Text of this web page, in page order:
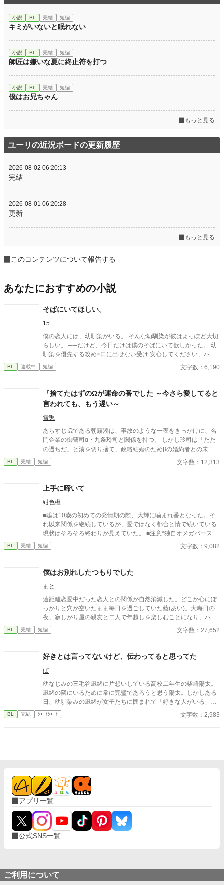
小説 BL 完結 短編
キミがいないと眠れない
小説 BL 完結 短編
師匠は嫌いな夏に終止符を打つ
小説 BL 完結 短編
僕はお兄ちゃん
もっと見る
ユーリの近況ボードの更新履歴
2026-08-02 06:20:13
完結
2026-08-01 06:20:28
更新
もっと見る
このコンテンツについて報告する
あなたにおすすめの小説
そばにいてほしい。
15
僕の恋人には、幼馴染がいる。 そんな幼馴染が彼はよっぽど大切
らしい。 ──だけど、今日だけは僕のそばにいて欲しかった。 幼
馴染を優先する攻め×口に出せない受け 安心してください、ハピ
エンです。
BL 連載中 短編 文字数：6,190
『捨てたはずのΩが運命の番でした ～今さら愛してると
言われても、もう遅い～
雪兎
あらすじ Ωである朝霧湊は、事故のような一夜をきっかけに、名
門企業の御曹司α・九条玲司と関係を持つ。 しかし玲司は「ただ
の過ちだ」と湊を切り捨て、政略結婚のためβの婚約者との未来
を選んだ。 深く傷ついた湊は、彼の前から姿を消す。 数か月後―
―。 湊の身体は、これまで誰も知らなかった希少な『遅咲きΩ』
たと知る。 「戻ってきてくれ」 今さら必死に追いかけてくる玲
司。 だが湊の隣には、自分を支え続けてくれた医師のα・神崎伊
織がいた。 「あなたは俺を捨てたでしょう」 後悔に苦しむα、執
着する第二のα、そして希少Ωを巡る陰謀。 もう二度と傷つきた
くないΩが最後に選ぶ相手とは――。 捨てた側の後悔と執着が加
速する、すれ違いオメガバースBL。
BL 完結 短編 文字数：12,313
上手に啼いて
紺色橙
■聡は10歳の初めての発情期の際、大輝に噛まれ番となった。そ
れ以来関係を継続しているが、愛ではなく都合と情で続いている
現状はそろそろ終わりが見えていた。 ■注意*独自オメガバース設
定。■『それは愛か本能か』と同じ世界設定です。関係は一切な
し。
BL 完結 短編 文字数：9,082
僕はお別れしたつもりでした
まと
遠距離恋愛中だった恋人との関係が自然消滅した。どこか心にぽ
っかりと穴が空いたまま毎日を過ごしていた藍(あい)。大晦日の
夜、寂しがり屋の親友と二人で年越しを楽しむことになり、ハメ
を外して酔いつぶれてしまう。目が覚めたら「ここどこ」状
態！！ 親友と仲良すぎな主人公と、別れたはずの恋人とのお話。
する批判コメントはご遠慮します。そういったコメントにはお返
しできませんので宜しくお願いします。
BL 完結 短編 文字数：27,652
好きとは言ってないけど、伝わってると思ってた
ぱ
幼なじみの三毛谷凪緒に片想いしている高校二年生の柴崎陽太。
凪緒の隣にいるために常に完璧であろうと思う陽太。しかしある
日、幼馴染みの凪緒が女子たちに囲まれて「好きな人がいる」と
話しているのを聞き、自分じゃないかもしれないという不安に飲
まれていく。ずっと一緒にいたつもりだったのに、思い込みだっ
BL 完結 ｼｮｰﾄｼｮｰﾄ 文字数：2,983
アプリ一覧
公式SNS一覧
ご利用について